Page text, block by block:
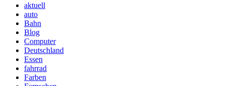
aktuell
auto
Bahn
Blog
Computer
Deutschland
Essen
fahrrad
Farben